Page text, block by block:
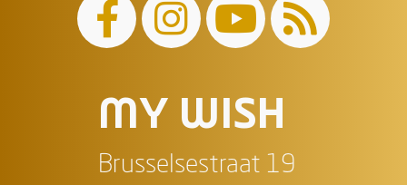
MY WISH
Brusselsestraat 19